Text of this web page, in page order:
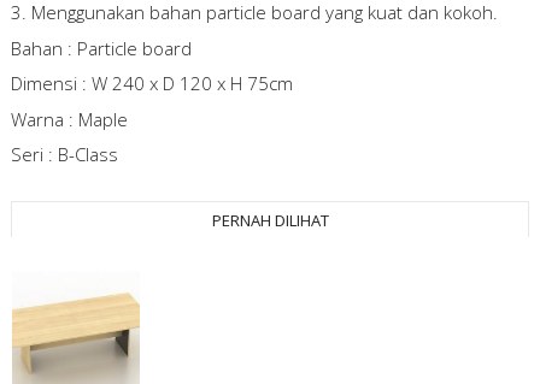
3. Menggunakan bahan particle board yang kuat dan kokoh.
Bahan : Particle board
Dimensi : W 240 x D 120 x H 75cm
Warna : Maple
Seri : B-Class
PERNAH DILIHAT